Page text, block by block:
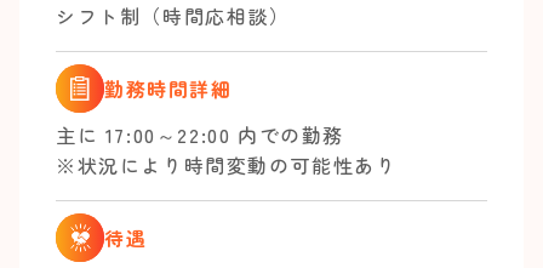
シフト制（時間応相談）
勤務時間詳細
主に 17:00～22:00 内での勤務
※状況により時間変動の可能性あり
待遇